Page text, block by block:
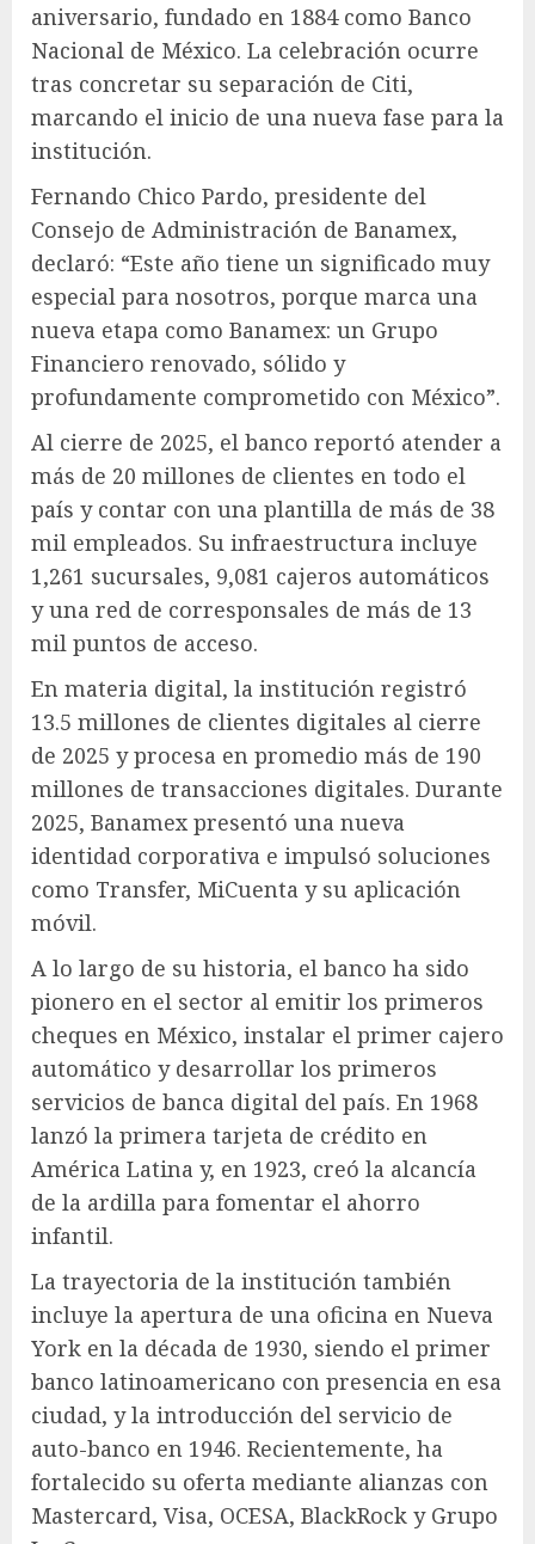
aniversario, fundado en 1884 como Banco
Nacional de México. La celebración ocurre
tras concretar su separación de Citi,
marcando el inicio de una nueva fase para la
institución.
Fernando Chico Pardo, presidente del
Consejo de Administración de Banamex,
declaró: “Este año tiene un significado muy
especial para nosotros, porque marca una
nueva etapa como Banamex: un Grupo
Financiero renovado, sólido y
profundamente comprometido con México”.
Al cierre de 2025, el banco reportó atender a
más de 20 millones de clientes en todo el
país y contar con una plantilla de más de 38
mil empleados. Su infraestructura incluye
1,261 sucursales, 9,081 cajeros automáticos
y una red de corresponsales de más de 13
mil puntos de acceso.
En materia digital, la institución registró
13.5 millones de clientes digitales al cierre
de 2025 y procesa en promedio más de 190
millones de transacciones digitales. Durante
2025, Banamex presentó una nueva
identidad corporativa e impulsó soluciones
como Transfer, MiCuenta y su aplicación
móvil.
A lo largo de su historia, el banco ha sido
pionero en el sector al emitir los primeros
cheques en México, instalar el primer cajero
automático y desarrollar los primeros
servicios de banca digital del país. En 1968
lanzó la primera tarjeta de crédito en
América Latina y, en 1923, creó la alcancía
de la ardilla para fomentar el ahorro
infantil.
La trayectoria de la institución también
incluye la apertura de una oficina en Nueva
York en la década de 1930, siendo el primer
banco latinoamericano con presencia en esa
ciudad, y la introducción del servicio de
auto-banco en 1946. Recientemente, ha
fortalecido su oferta mediante alianzas con
Mastercard, Visa, OCESA, BlackRock y Grupo